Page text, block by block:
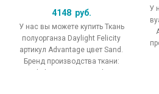
4148 руб.
У нас вы можете купить Ткань
полуорганза Daylight Felicity
артикул Advantage цвет Sand.
Бренд производства ткани:
Daylight, коллекция Felicity,
У